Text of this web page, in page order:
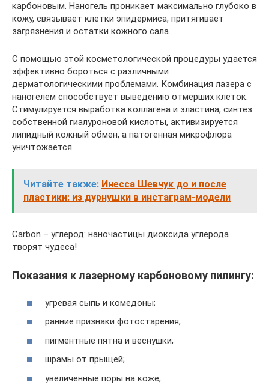
карбоновым. Наногель проникает максимально глубоко в
кожу, связывает клетки эпидермиса, притягивает
загрязнения и остатки кожного сала.
С помощью этой косметологической процедуры удается
эффективно бороться с различными
дерматологическими проблемами. Комбинация лазера с
наногелем способствует выведению отмерших клеток.
Стимулируется выработка коллагена и эластина, синтез
собственной гиалуроновой кислоты, активизируется
липидный кожный обмен, а патогенная микрофлора
уничтожается.
Читайте также: Инесса Шевчук до и после
пластики: из дурнушки в инстаграм-модели
Carbon – углерод: наночастицы диоксида углерода
творят чудеса!
Показания к лазерному карбоновому пилингу:
угревая сыпь и комедоны;
ранние признаки фотостарения;
пигментные пятна и веснушки;
шрамы от прыщей;
увеличенные поры на коже;